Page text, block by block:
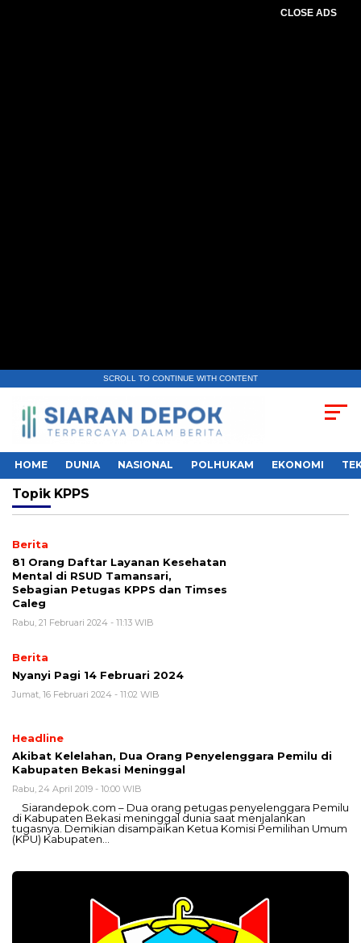
CLOSE ADS
SCROLL TO CONTINUE WITH CONTENT
HOME DUNIA NASIONAL POLHUKAM EKONOMI
Topik KPPS
Berita
81 Orang Daftar Layanan Kesehatan
Mental di RSUD Tamansari,
Sebagian Petugas KPPS dan Timses
Caleg
Rabu, 21 Februari 2024 - 11:13 WIB
Berita
Nyanyi Pagi 14 Februari 2024
Jumat, 16 Februari 2024 - 11:02 WIB
Headline
Akibat Kelelahan, Dua Orang Penyelenggara Pemilu di
Kabupaten Bekasi Meninggal
Rabu, 24 April 2019 - 10:00 WIB
Siarandepok.com – Dua orang petugas penyelenggara Pemilu
di Kabupaten Bekasi meninggal dunia saat menjalankan
tugasnya. Demikian disampaikan Ketua Komisi Pemilihan Umum
(KPU) Kabupaten…